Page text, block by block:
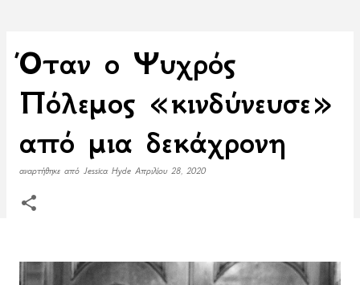
Όταν ο Ψυχρός
Πόλεμος «κινδύνευσε»
από μια δεκάχρονη
αναρτήθηκε από Jessica Hyde Απριλίου 28, 2020